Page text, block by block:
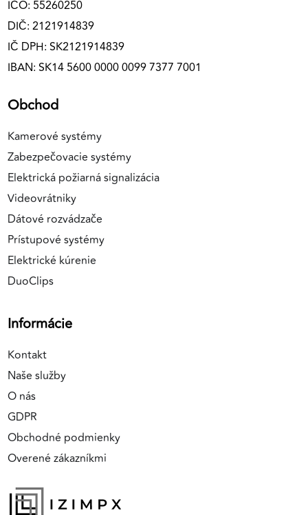
IČO: 55260250
DIČ: 2121914839
IČ DPH: SK2121914839
IBAN: SK14 5600 0000 0099 7377 7001
Obchod
Kamerové systémy
Zabezpečovacie systémy
Elektrická požiarná signalizácia
Videovrátniky
Dátové rozvádzače
Prístupové systémy
Elektrické kúrenie
DuoClips
Informácie
Kontakt
Naše služby
O nás
GDPR
Obchodné podmienky
Overené zákazníkmi